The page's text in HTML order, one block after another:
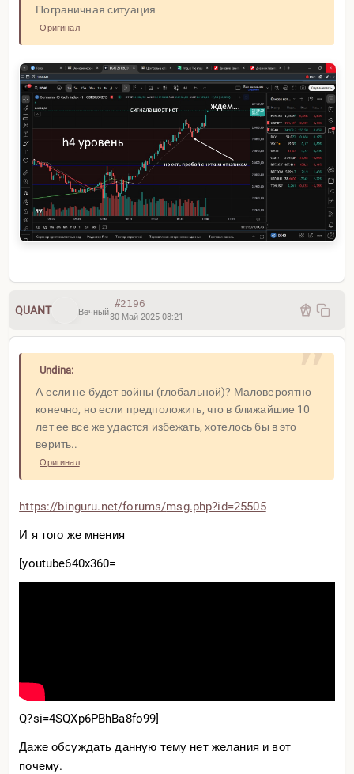
Пограничная ситуация
Оригинал
QUANT Вечный
#2196
30 Май 2025 08:21
Undina:
А если не будет войны (глобальной)? Маловероятно
конечно, но если предположить, что в ближайшие 10
лет ее все же удастся избежать, хотелось бы в это
верить..
Оригинал
https://binguru.net/forums/msg.php?id=25505
И я того же мнения
[youtube640x360=
Q?si=4SQXp6PBhBa8fo99]
Даже обсуждать данную тему нет желания и вот
почему.